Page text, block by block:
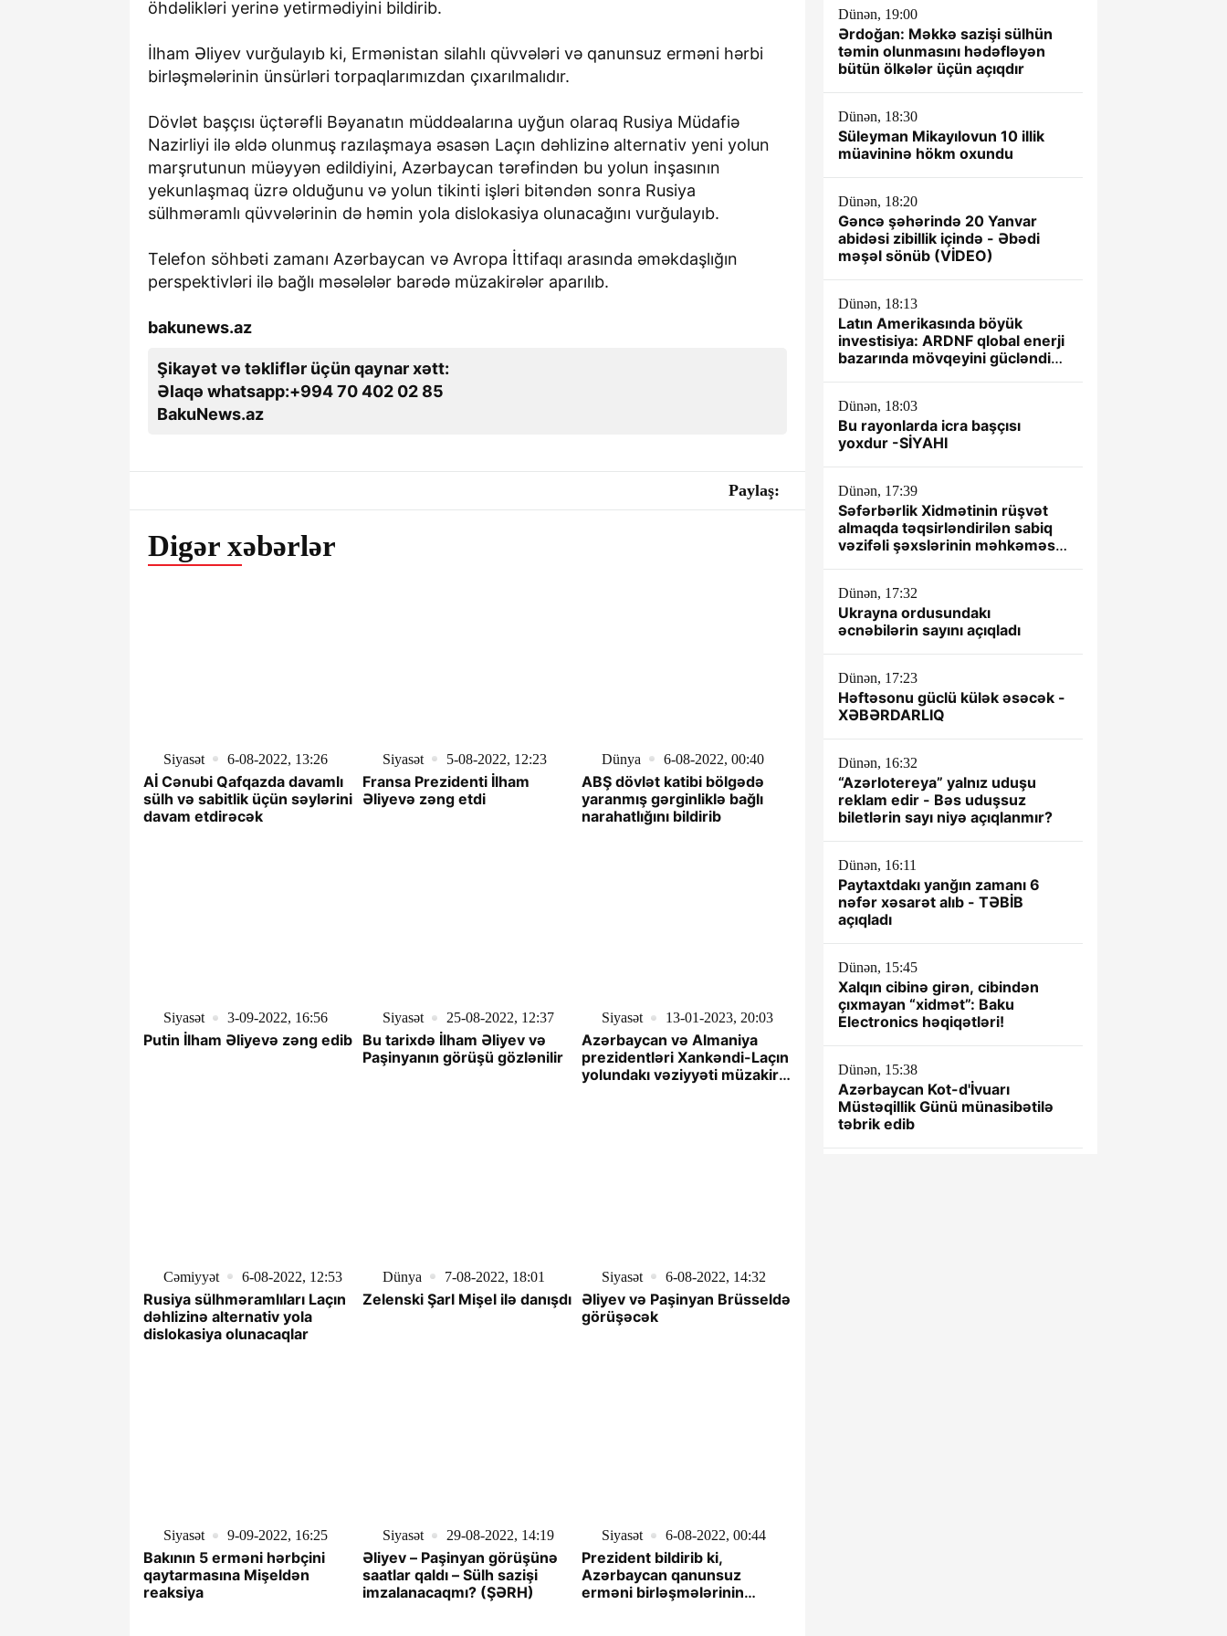
öhdəlikləri yerinə yetirmədiyini bildirib.
İlham Əliyev vurğulayıb ki, Ermənistan silahlı qüvvələri və qanunsuz erməni hərbi
birləşmələrinin ünsürləri torpaqlarımızdan çıxarılmalıdır.
Dövlət başçısı üçtərəfli Bəyanatın müddəalarına uyğun olaraq Rusiya Müdafiə
Nazirliyi ilə əldə olunmuş razılaşmaya əsasən Laçın dəhlizinə alternativ yeni yolun
marşrutunun müəyyən edildiyini, Azərbaycan tərəfindən bu yolun inşasının
yekunlaşmaq üzrə olduğunu və yolun tikinti işləri bitəndən sonra Rusiya
sülhməramlı qüvvələrinin də həmin yola dislokasiya olunacağını vurğulayıb.
Telefon söhbəti zamanı Azərbaycan və Avropa İttifaqı arasında əməkdaşlığın
perspektivləri ilə bağlı məsələlər barədə müzakirələr aparılıb.
bakunews.az
Şikayət və təkliflər üçün qaynar xətt:
Əlaqə whatsapp:+994 70 402 02 85
BakuNews.az
Paylaş:
Digər xəbərlər
Siyasət 6-08-2022, 13:26
Aİ Cənubi Qafqazda davamlı
sülh və sabitlik üçün səylərini
davam etdirəcək
Siyasət 5-08-2022, 12:23
Fransa Prezidenti İlham
Əliyevə zəng etdi
Dünya 6-08-2022, 00:40
ABŞ dövlət katibi bölgədə
yaranmış gərginliklə bağlı
narahatlığını bildirib
Siyasət 3-09-2022, 16:56
Putin İlham Əliyevə zəng edib
Siyasət 25-08-2022, 12:37
Bu tarixdə İlham Əliyev və
Paşinyanın görüşü gözlənilir
Siyasət 13-01-2023, 20:03
Azərbaycan və Almaniya
prezidentləri Xankəndi-Laçın
yolundakı vəziyyəti müzakirə
Cəmiyyət 6-08-2022, 12:53
Rusiya sülhməramlıları Laçın
dəhlizinə alternativ yola
dislokasiya olunacaqlar
Dünya 7-08-2022, 18:01
Zelenski Şarl Mişel ilə danışdı
Siyasət 6-08-2022, 14:32
Əliyev və Paşinyan Brüsseldə
görüşəcək
Siyasət 9-09-2022, 16:25
Bakının 5 erməni hərbçini
qaytarmasına Mişeldən
reaksiya
Siyasət 29-08-2022, 14:19
Əliyev – Paşinyan görüşünə
saatlar qaldı – Sülh sazişi
imzalanacaqmı? (ŞƏRH)
Siyasət 6-08-2022, 00:44
Prezident bildirib ki,
Azərbaycan qanunsuz
erməni birləşmələrinin
Dünən, 19:00
Ərdoğan: Məkkə sazişi sülhün
təmin olunmasını hədəfləyən
bütün ölkələr üçün açıqdır
Dünən, 18:30
Süleyman Mikayılovun 10 illik
müavininə hökm oxundu
Dünən, 18:20
Gəncə şəhərində 20 Yanvar
abidəsi zibillik içində - Əbədi
məşəl sönüb (VİDEO)
Dünən, 18:13
Latın Amerikasında böyük
investisiya: ARDNF qlobal enerji
bazarında mövqeyini gücləndirir
Dünən, 18:03
Bu rayonlarda icra başçısı
yoxdur -SİYAHI
Dünən, 17:39
Səfərbərlik Xidmətinin rüşvət
almaqda təqsirləndirilən sabiq
vəzifəli şəxslərinin məhkəməsi
Dünən, 17:32
Ukrayna ordusundakı
əcnəbilərin sayını açıqladı
Dünən, 17:23
Həftəsonu güclü külək əsəcək -
XƏBƏRDARLIQ
Dünən, 16:32
“Azərlotereya” yalnız uduşu
reklam edir - Bəs uduşsuz
biletlərin sayı niyə açıqlanmır?
Dünən, 16:11
Paytaxtdakı yanğın zamanı 6
nəfər xəsarət alıb - TƏBİB
açıqladı
Dünən, 15:45
Xalqın cibinə girən, cibindən
çıxmayan “xidmət”: Baku
Electronics həqiqətləri!
Dünən, 15:38
Azərbaycan Kot-d'İvuarı
Müstəqillik Günü münasibətilə
təbrik edib